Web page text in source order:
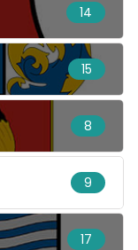
14
15
8
9
17